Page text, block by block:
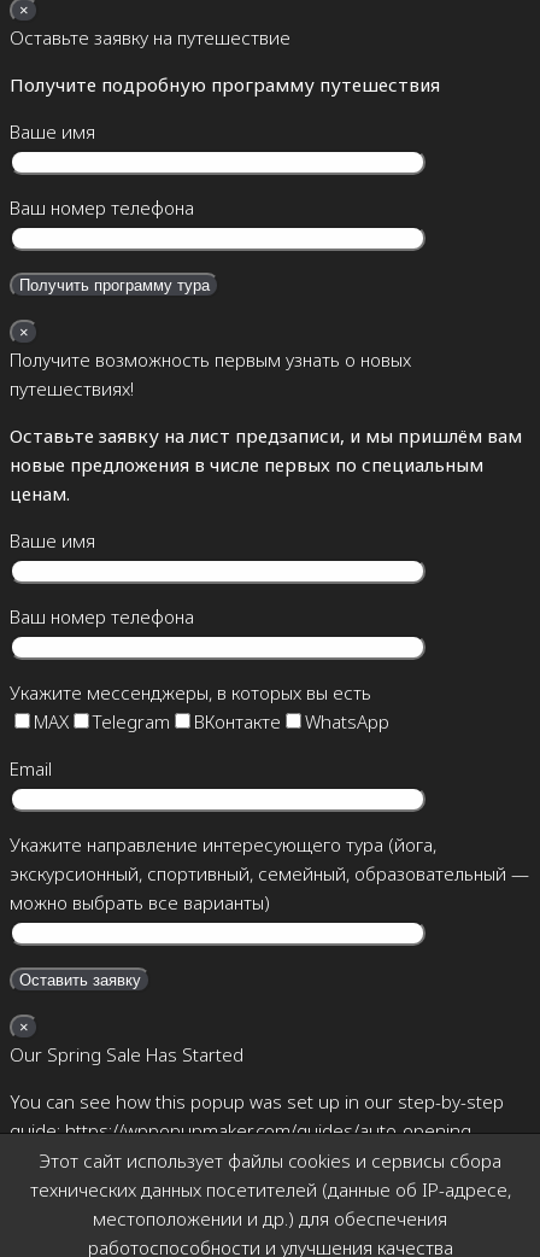
Этот сайт использует файлы cookies и сервисы сбора
технических данных посетителей (данные об IP-адресе,
местоположении и др.) для обеспечения
работоспособности и улучшения качества
×
Оставьте заявку на путешествие
Получите подробную программу путешествия
Ваше имя
Ваш номер телефона
×
Получите возможность первым узнать о новых
путешествиях!
Оставьте заявку на лист предзаписи, и мы пришлём вам
новые предложения в числе первых по специальным
ценам.
Ваше имя
Ваш номер телефона
Укажите мессенджеры, в которых вы есть
MAX
Telegram ВКонтакте
WhatsApp
Email
Укажите направление интересующего тура (йога,
экскурсионный, спортивный, семейный, образовательный —
можно выбрать все варианты)
×
Our Spring Sale Has Started
You can see how this popup was set up in our step-by-step
guide: https://wppopupmaker.com/guides/auto-opening-
announcement-popups/
Позвоните мне